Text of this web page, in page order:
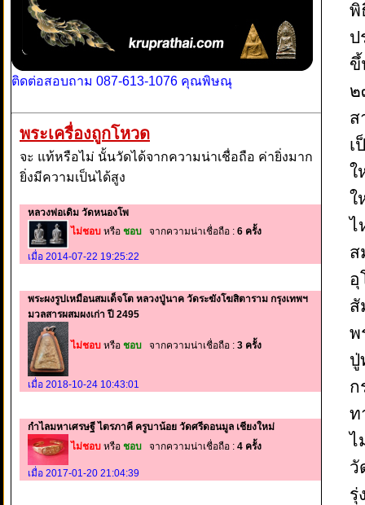
ติดต่อสอบถาม 087-613-1076 คุณพิษณุ
พระเครื่องถูกโหวด
จะ แท้หรือไม่ นั้นวัดได้จากความน่าเชื่อถือ ค่ายิ่งมาก
ยิ่งมีความเป็นได้สูง
หลวงพ่อเดิม วัดหนองโพ
ไม่ชอบ หรือ ชอบ จากความน่าเชื่อถือ : 6 ครั้ง
เมื่อ 2014-07-22 19:25:22
พระผงรูปเหมือนสมเด็จโต หลวงปู่นาค วัดระฆังโฆสิตาราม กรุงเทพฯ
มวลสารผสมผงเก่า ปี 2495
ไม่ชอบ หรือ ชอบ จากความน่าเชื่อถือ : 3 ครั้ง
เมื่อ 2018-10-24 10:43:01
กำไลมหาเศรษฐี ไตรภาคี ครูบาน้อย วัดศรีดอนมูล เชียงใหม่
ไม่ชอบ หรือ ชอบ จากความน่าเชื่อถือ : 4 ครั้ง
เมื่อ 2017-01-20 21:04:39
พิ
ป
ขึ้
๒
ส
เ
ใ
ใ
ไ
ส
อุ
สั
พ
ปู่
ก
ท
ไ
วั
รุ่